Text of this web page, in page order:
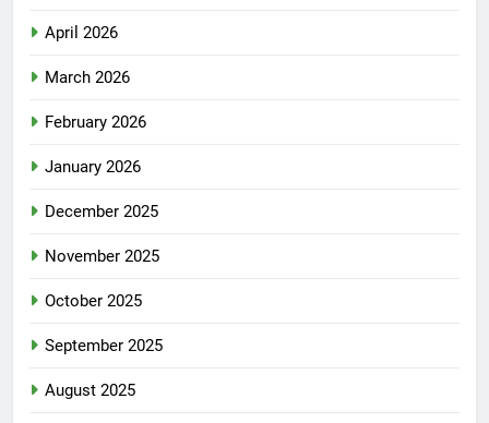
April 2026
March 2026
February 2026
January 2026
December 2025
November 2025
October 2025
September 2025
August 2025